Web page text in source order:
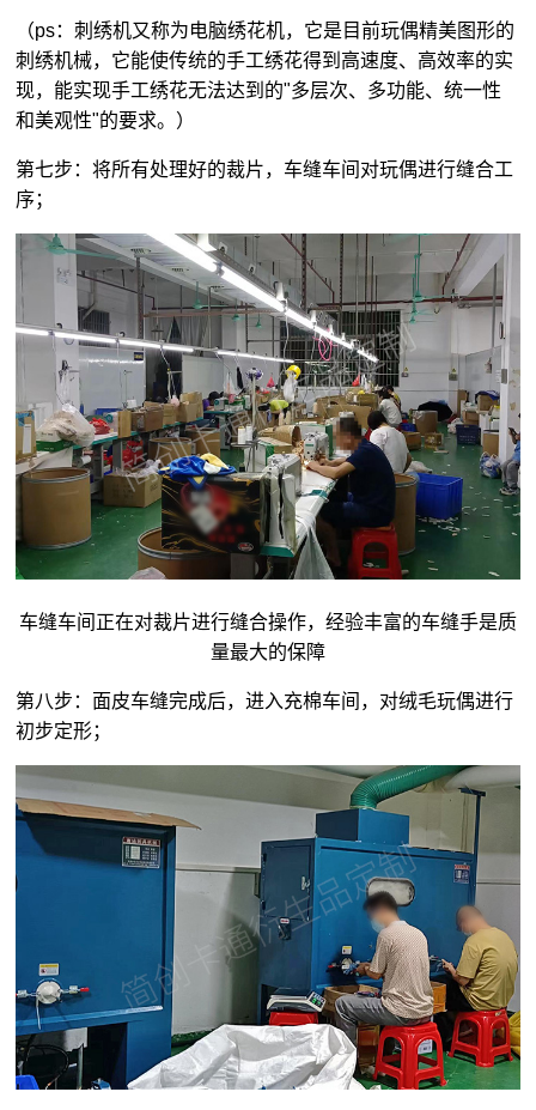
（ps：刺绣机又称为电脑绣花机，它是目前玩偶精美图形的
刺绣机械，它能使传统的手工绣花得到高速度、高效率的实
现，能实现手工绣花无法达到的"多层次、多功能、统一性
和美观性"的要求。）
第七步：将所有处理好的裁片，车缝车间对玩偶进行缝合工
序；
车缝车间正在对裁片进行缝合操作，经验丰富的车缝手是质
量最大的保障
第八步：面皮车缝完成后，进入充棉车间，对绒毛玩偶进行
初步定形；